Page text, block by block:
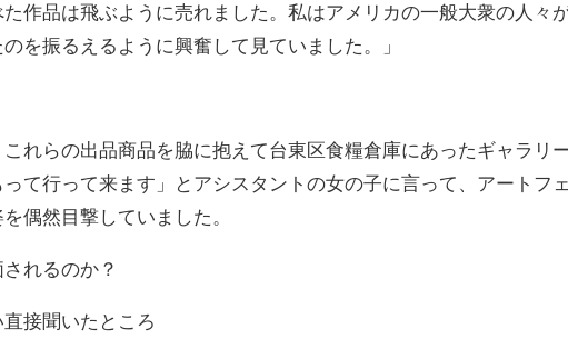
作品は飛ぶように売れました。私はアメリカの一般大衆の人々
を振るえるように興奮して見ていました。」
れらの出品商品を脇に抱えて台東区食糧倉庫にあったギャラリ
て行って来ます」とアシスタントの女の子に言って、アートフ
偶然目撃していました。
れるのか？
接聞いたところ